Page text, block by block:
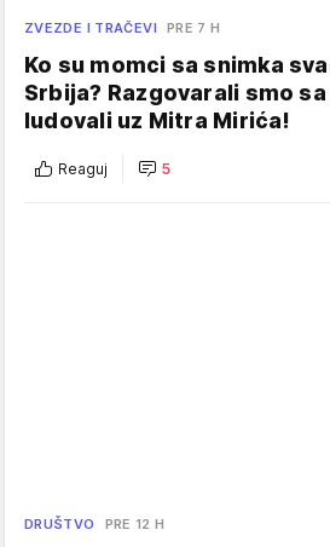
ZVEZDE I TRAČEVI PRE 7 H
Ko su momci sa snimka
Srbija? Razgovarali smo
ludovali uz Mitra Mirića!
Reaguj 5
DRUŠTVO PRE 12 H